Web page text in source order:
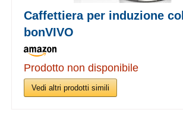
Caffettiera per induzione
bonVIVO
Prodotto non disponibile
Vedi altri prodotti simili